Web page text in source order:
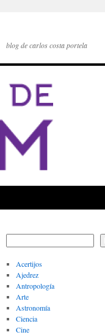
blog de carlos costa portela
Acertijos
Ajedrez
Antropología
Arte
Astronomía
Ciencia
Cine